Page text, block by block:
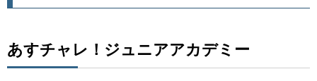
あすチャレ！ジュニアアカデミー